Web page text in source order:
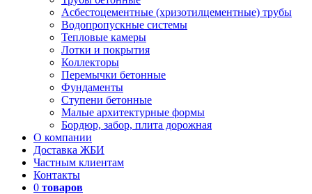
Асбестоцементные (хризотилцементные) трубы
Водопропускные системы
Тепловые камеры
Лотки и покрытия
Коллекторы
Перемычки бетонные
Фундаменты
Ступени бетонные
Малые архитектурные формы
Бордюр, забор, плита дорожная
О компании
Доставка ЖБИ
Частным клиентам
Контакты
0 товаров